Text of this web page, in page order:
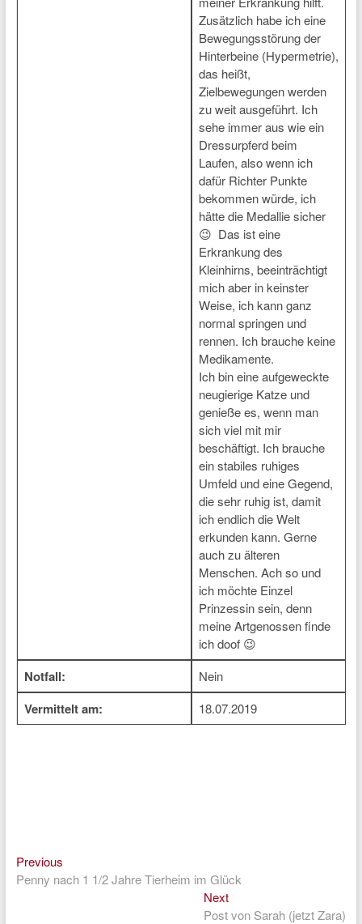
Zusätzlich habe ich eine
Bewegungsstörung der
Hinterbeine (Hypermetrie),
das heißt,
Zielbewegungen werden
zu weit ausgeführt. Ich
sehe immer aus wie ein
Dressurpferd beim
Laufen, also wenn ich
dafür Richter Punkte
bekommen würde, ich
hätte die Medallie sicher
😉 Das ist eine
Erkrankung des
Kleinhirns, beeinträchtigt
mich aber in keinster
Weise, ich kann ganz
normal springen und
rennen. Ich brauche keine
Medikamente.
Ich bin eine aufgeweckte
neugierige Katze und
genieße es, wenn man
sich viel mit mir
beschäftigt. Ich brauche
ein stabiles ruhiges
Umfeld und eine Gegend,
die sehr ruhig ist, damit
ich endlich die Welt
erkunden kann. Gerne
auch zu älteren
Menschen. Ach so und
ich möchte Einzel
Prinzessin sein, denn
meine Artgenossen finde
ich doof 😉
Notfall: Nein
Vermittelt am: 18.07.2019
Beitragsnavigation
PreviousPrevious
post:
Penny nach 1 1/2 Jahre Tierheim im Glück
NextNext
post:
Post von Sarah (jetzt Zara)